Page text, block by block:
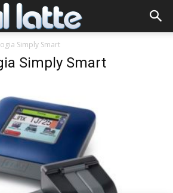
Simply Smart
Simply Smart